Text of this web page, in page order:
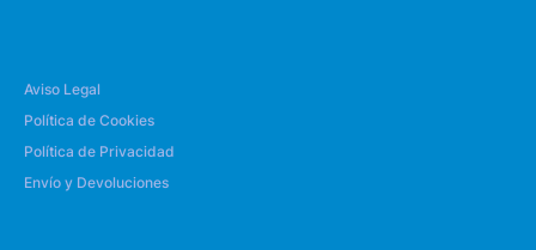
Aviso Legal
Política de Cookies
Política de Privacidad
Envío y Devoluciones